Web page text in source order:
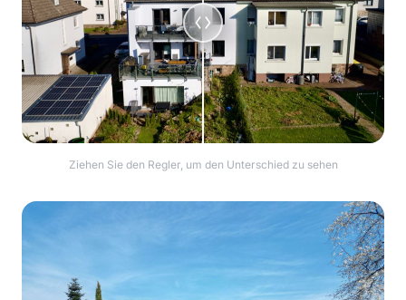
Ziehen Sie den Regler, um den Unterschied zu sehen